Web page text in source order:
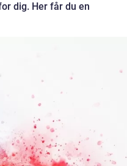
dig. Her får du en